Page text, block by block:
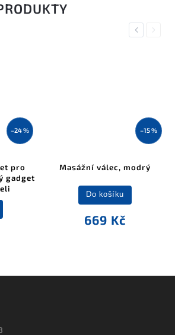
Previous
–24 %
pro
gadget
–15 %
Masážní válec, modrý
669 Kč
Do košíku
Next